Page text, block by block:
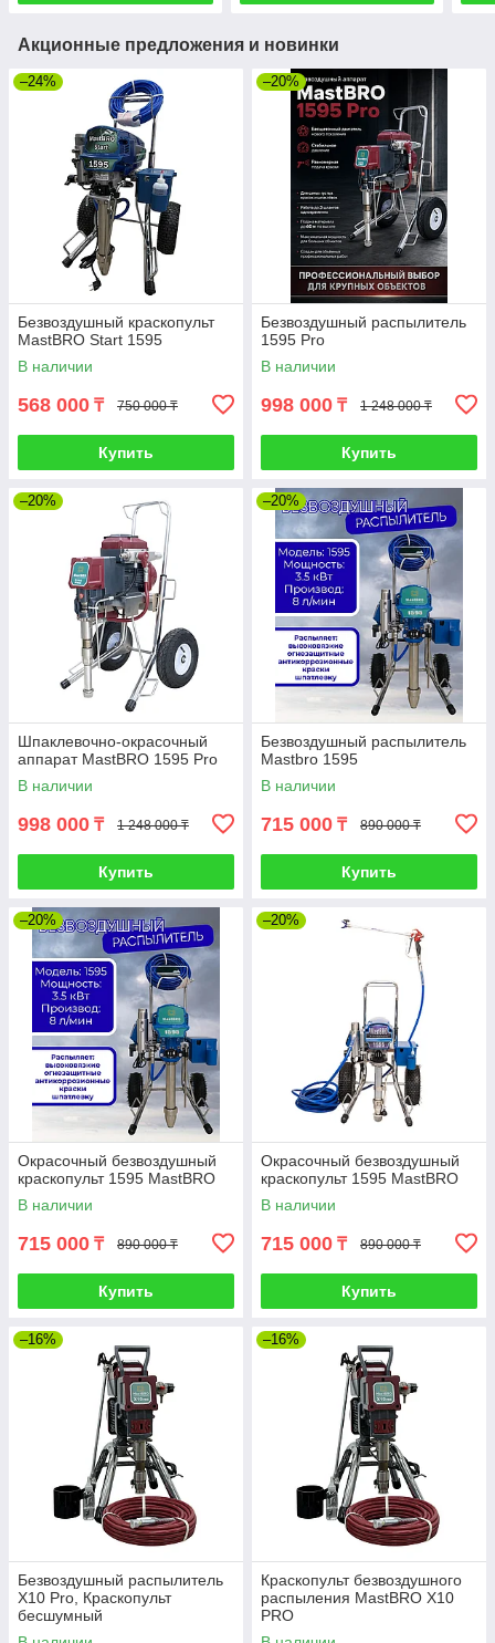
Акционные предложения и новинки
–24%
Безвоздушный краскопульт
MastBRO Start 1595
В наличии
568 000 ₸ 750 000 ₸
Купить
–20%
Безвоздушный распылитель
1595 Pro
В наличии
998 000 ₸ 1 248 000 ₸
Купить
–20%
Шпаклевочно-окрасочный
аппарат MastBRO 1595 Pro
В наличии
998 000 ₸ 1 248 000 ₸
Купить
–20%
Безвоздушный распылитель
Mastbro 1595
В наличии
715 000 ₸ 890 000 ₸
Купить
–20%
Окрасочный безвоздушный
краскопульт 1595 MastBRO
В наличии
715 000 ₸ 890 000 ₸
Купить
–20%
Окрасочный безвоздушный
краскопульт 1595 MastBRO
В наличии
715 000 ₸ 890 000 ₸
Купить
–16%
Безвоздушный распылитель
X10 Pro, Краскопульт
бесшумный
–16%
Краскопульт безвоздушного
распыления MastBRO X10
PRO